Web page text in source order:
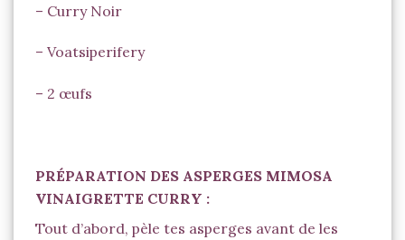
– Curry Noir
– Voatsiperifery
– 2 œufs
PRÉPARATION DES ASPERGES MIMOSA
VINAIGRETTE CURRY :
Tout d’abord, pèle tes asperges avant de les